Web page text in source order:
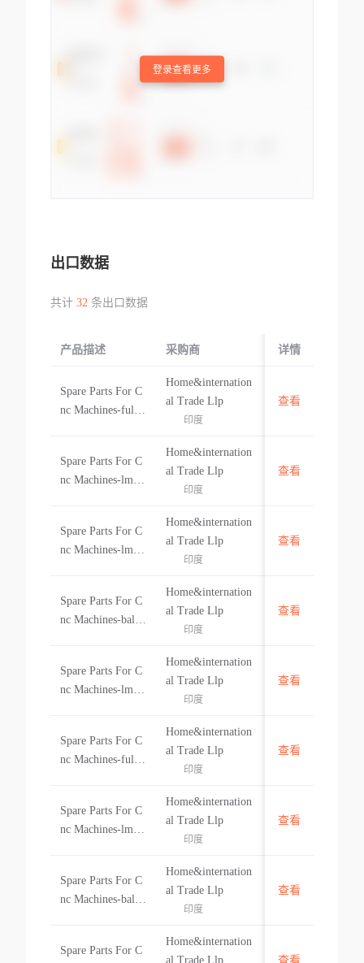
登录查看更多
出口数据
共计 32条出口数据
产品描述 采购商 起运国/地区
详情
Spare Parts For C
nc Machines-fully
c7tspare Parts For
Cnc Machines-full
Home&internation
al Trade Llp
印度
中国
查看
Spare Parts For C
nc Machines-lm G
Parts For Cnc Mac
hines-lm Guide Ra
Home&internation
al Trade Llp
印度
中国
查看
Spare Parts For C
nc Machines-lm B
e Parts For Cnc M
achines-lm Block
Home&internation
al Trade Llp
印度
中国
查看
Spare Parts For C
nc Machines-ball
Deflectorspare Par
ts For Cnc Machin
Home&internation
al Trade Llp
印度
中国
查看
Spare Parts For C
nc Machines-lm B
re Parts For Cnc
Machines-lm Bloc
Home&internation
al Trade Llp
印度
中国
查看
Spare Parts For C
nc Machines-fully
c7tspare Parts For
Cnc Machines-full
Home&internation
al Trade Llp
印度
中国
查看
Spare Parts For C
nc Machines-lm B
Cnc Machines-lm
Block 25 Mm-hh2
Home&internation
al Trade Llp
印度
中国
查看
Spare Parts For C
nc Machines-ball
Deflectorspare Par
Home&internation
al Trade Llp
印度
中国
查看
Spare Parts For C
Home&internation
al Trade Llp
中国
查看